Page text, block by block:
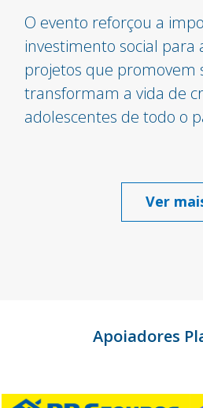
O evento reforçou a
investimento social para
projetos que promovem
transformam a vida de
adolescentes de todo o
Ver
Apoiadores